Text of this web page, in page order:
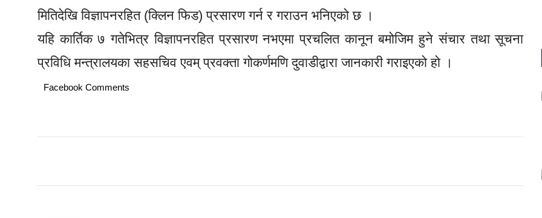
मितिदेखि विज्ञापनरहित (क्लिन फिड) प्रसारण गर्न र गराउन भनिएको छ ।
यहि कार्तिक ७ गतेभित्र विज्ञापनरहित प्रसारण नभएमा प्रचलित कानून बमोजिम हुने संचार तथा सूचना
प्रविधि मन्त्रालयका सहसचिव एवम् प्रवक्ता गोकर्णमणि दुवाडीद्वारा जानकारी गराइएको हो ।
Facebook Comments